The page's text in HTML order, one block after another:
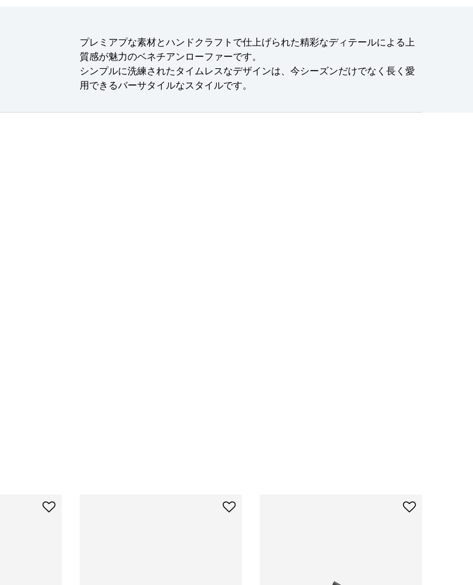
プレミアプな素材とハンドクラフトで仕上げられた精彩なディテールによる上
質感が魅力のベネチアンローファーです。
シンプルに洗練されたタイムレスなデザインは、今シーズンだけでなく長く愛
用できるバーサタイルなスタイルです。